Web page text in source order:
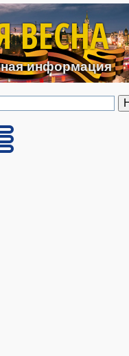
Перейти к основному
ВЕСНА
информация